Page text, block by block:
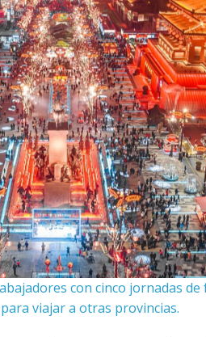
con cinco jornadas
viajar a otras provincias.